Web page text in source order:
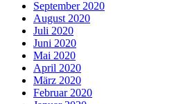
September 2020
August 2020
Juli 2020
Juni 2020
Mai 2020
April 2020
März 2020
Februar 2020